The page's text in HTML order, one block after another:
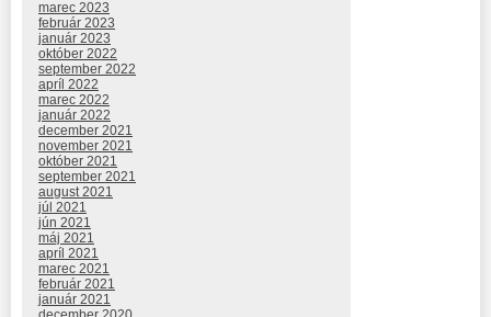
marec 2023
február 2023
január 2023
október 2022
september 2022
apríl 2022
marec 2022
január 2022
december 2021
november 2021
október 2021
september 2021
august 2021
júl 2021
jún 2021
máj 2021
apríl 2021
marec 2021
február 2021
január 2021